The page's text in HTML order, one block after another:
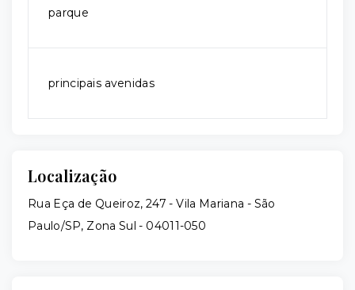
parque
principais avenidas
Localização
Rua Eça de Queiroz, 247 - Vila Mariana - São
Paulo/SP, Zona Sul - 04011-050